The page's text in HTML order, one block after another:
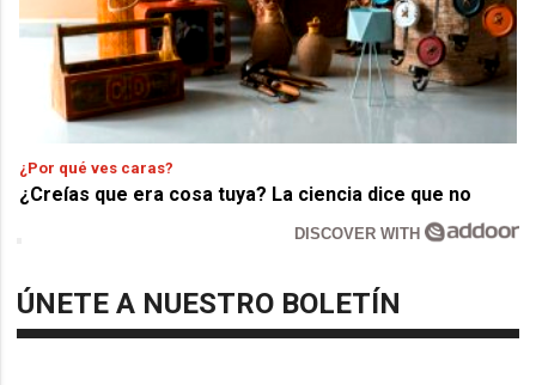
¿Por qué ves caras?
¿Creías que era cosa tuya? La ciencia dice que no
DISCOVER WITH
ÚNETE A NUESTRO BOLETÍN